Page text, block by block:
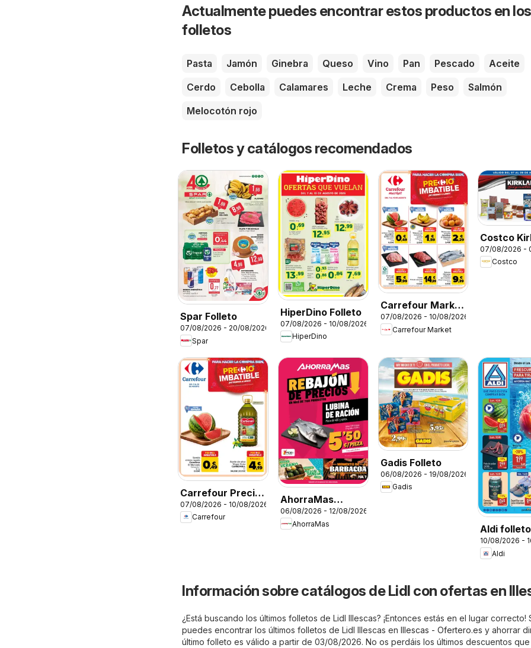
Actualmente puedes encontrar estos productos en los
folletos
Pasta Jamón Ginebra Queso Vino Pan Pescado
Aceite
Cerdo
Cebolla Calamares Leche Crema Peso
Salmón
Melocotón rojo
Folletos y catálogos recomendados
Spar Folleto
07/08/2026 - 20/08/2026
Spar
HiperDino Folleto
07/08/2026 - 10/08/2026
HiperDino
Carrefour Market
Precio Imbatible
07/08/2026 - 10/08/2026
Carrefour Market
Costco
07/08/2026 -
Costco
Carrefour Precio
Imbatible
07/08/2026 - 10/08/2026
Carrefour
AhorraMas
Folleto
06/08/2026 - 12/08/2026
AhorraMas
Gadis Folleto
06/08/2026 - 19/08/2026
Gadis
Aldi folleto
Península
10/08/2026 -
Aldi
Información sobre catálogos de Lidl con ofertas en
¿Está buscando los últimos folletos de Lidl Illescas? ¡Entonces estás en el lugar correcto!
puedes encontrar los últimos folletos de Lidl Illescas en Illescas - Ofertero.es y ahorrar
último folleto es válido a partir de 03/08/2026. No os perdáis los últimos descuentos que